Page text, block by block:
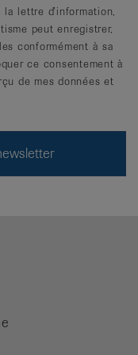
lettre d’information,
peut enregistrer,
conformément à sa
ce consentement à
de mes données et